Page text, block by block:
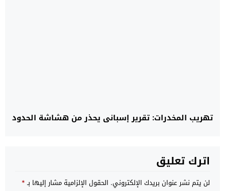
تهريب المخدرات: تقرير إسباني يحذر من هشاشة الحدود
اترك تعليق
لن يتم نشر عنوان بريدك الإلكتروني. الحقول الإلزامية مشار إليها بـ*